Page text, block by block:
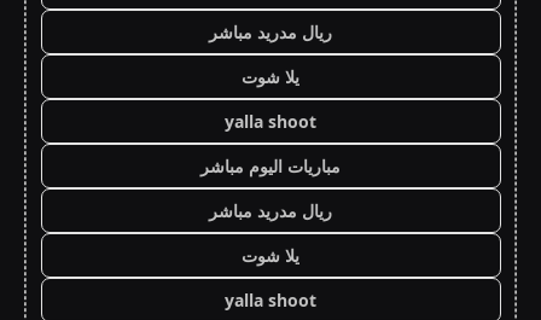
ريال مدريد مباشر
يلا شوت
yalla shoot
مباريات اليوم مباشر
ريال مدريد مباشر
يلا شوت
yalla shoot